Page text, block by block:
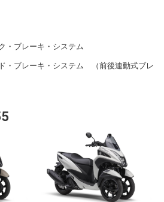
ブレーキ・システム
ブレーキ・システム （前後連動式ブレ